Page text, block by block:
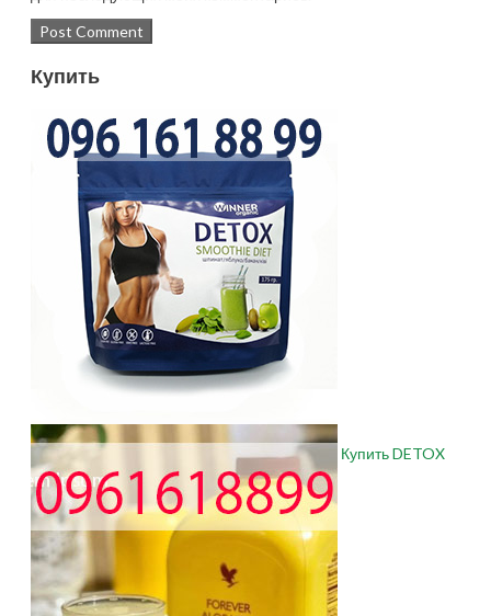
Купить
Купить DETOX